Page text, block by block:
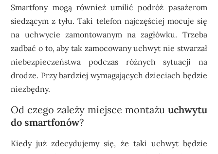
Smartfony mogą również umilić podróż pasażerom
siedzącym z tyłu. Taki telefon najczęściej mocuje się
na uchwycie zamontowanym na zagłówku. Trzeba
zadbać o to, aby tak zamocowany uchwyt nie stwarzał
niebezpieczeństwa podczas różnych sytuacji na
drodze. Przy bardziej wymagających dzieciach będzie
niezbędny.
Od czego zależy miejsce montażu uchwytu
do smartfonów?
Kiedy już zdecydujemy się, że taki uchwyt będzie